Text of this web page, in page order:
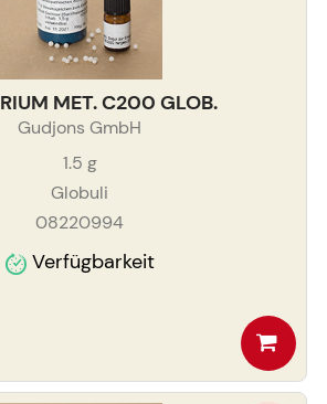
MET. C200 GLOB.
Gudjons GmbH
1.5 g
Globuli
08220994
Verfügbarkeit